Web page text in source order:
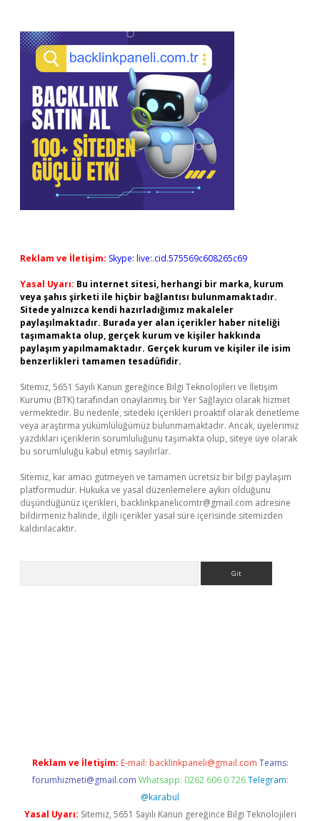
Reklam ve İletişim: Skype: live:.cid.575569c608265c69
Yasal Uyarı: Bu internet sitesi, herhangi bir marka, kurum
veya şahıs şirketi ile hiçbir bağlantısı bulunmamaktadır.
Sitede yalnızca kendi hazırladığımız makaleler
paylaşılmaktadır. Burada yer alan içerikler haber niteliği
taşımamakta olup, gerçek kurum ve kişiler hakkında
paylaşım yapılmamaktadır. Gerçek kurum ve kişiler ile isim
benzerlikleri tamamen tesadüfidir.
Sitemiz, 5651 Sayılı Kanun gereğince Bilgi Teknolojileri ve İletişim
Kurumu (BTK) tarafından onaylanmış bir Yer Sağlayıcı olarak hizmet
vermektedir. Bu nedenle, sitedeki içerikleri proaktif olarak denetleme
veya araştırma yükümlülüğümüz bulunmamaktadır. Ancak, üyelerimiz
yazdıkları içeriklerin sorumluluğunu taşımakta olup, siteye üye olarak
bu sorumluluğu kabul etmiş sayılırlar.
Sitemiz, kar amacı gütmeyen ve tamamen ücretsiz bir bilgi paylaşım
platformudur. Hukuka ve yasal düzenlemelere aykırı olduğunu
düşündüğünüz içerikleri, backlinkpanelicomtr@gmail.com adresine
bildirmeniz halinde, ilgili içerikler yasal süre içerisinde sitemizden
kaldırılacaktır.
Reklam ve İletişim: E-mail: backlinkpaneli@gmail.com Teams:
forumhizmeti@gmail.com Whatsapp: 0262 606 0 726 Telegram:
@karabul
Yasal Uyarı: Sitemiz, 5651 Sayılı Kanun gereğince Bilgi Teknolojileri